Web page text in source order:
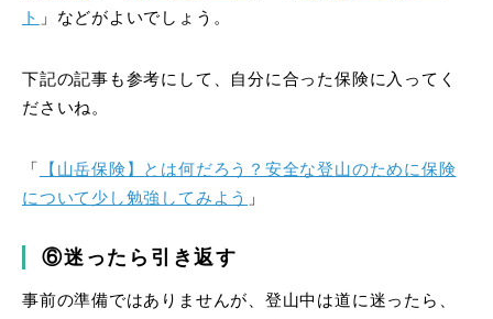
ト 」などがよいでしょう。
下記の記事も参考にして、自分に合った保険に入ってく
ださいね。
「
【山岳保険】とは何だろう？安全な登山のために保険
について少し勉強してみよう
」
⑥迷ったら引き返す
事前の準備ではありませんが、登山中は道に迷ったら、